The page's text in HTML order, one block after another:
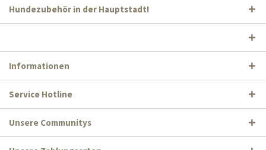
Hundezubehör in der Hauptstadt!
Informationen
Service Hotline
Unsere Communitys